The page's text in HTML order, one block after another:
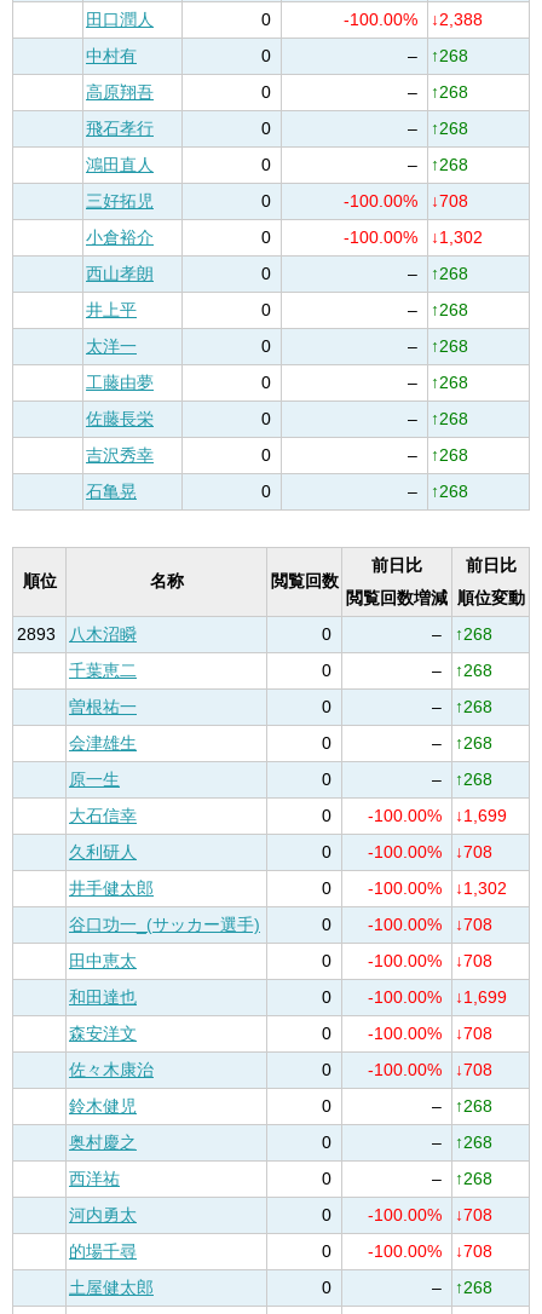
田口潤人
0 -100.00%
↓2,388
中村有
0 –
↑268
高原翔吾
0 –
↑268
飛石孝行
0 –
↑268
鴻田直人
0 –
↑268
三好拓児
0 -100.00%
↓708
小倉裕介
0 -100.00%
↓1,302
西山孝朗
0 –
↑268
井上平
0 –
↑268
太洋一
0 –
↑268
工藤由夢
0 –
↑268
佐藤長栄
0 –
↑268
吉沢秀幸
0 –
↑268
石亀晃
0 – ↑268
順位 名称 閲覧回数
前日比
閲覧回数増減
前日比
順位変動
2893
八木沼瞬 0 –
↑268
千葉恵二
0 –
↑268
曽根祐一
0 –
↑268
会津雄生
0 –
↑268
原一生
0 –
↑268
大石信幸
0 -100.00%
↓1,699
久利研人
0 -100.00%
↓708
井手健太郎
0 -100.00%
↓1,302
谷口功一_(サッカー選手)
0 -100.00%
↓708
田中恵太
0 -100.00%
↓708
和田達也
0 -100.00%
↓1,699
森安洋文
0 -100.00%
↓708
佐々木康治
0 -100.00%
↓708
鈴木健児
0 –
↑268
奥村慶之
0 –
↑268
西洋祐
0 –
↑268
河内勇太
0 -100.00%
↓708
的場千尋
0 -100.00%
↓708
土屋健太郎
0 –
↑268